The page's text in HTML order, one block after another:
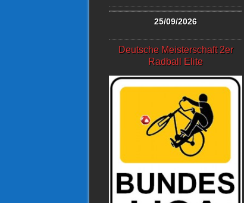
25/09/2026
Deutsche Meisterschaft 2er
Radball Elite